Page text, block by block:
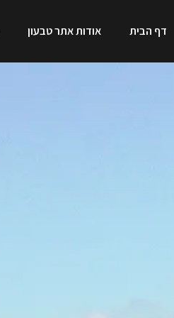
דף הבית אודות אתר טבעון